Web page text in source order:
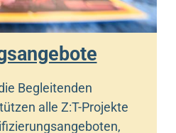
Begleitenden
alle Z:T-Projekte